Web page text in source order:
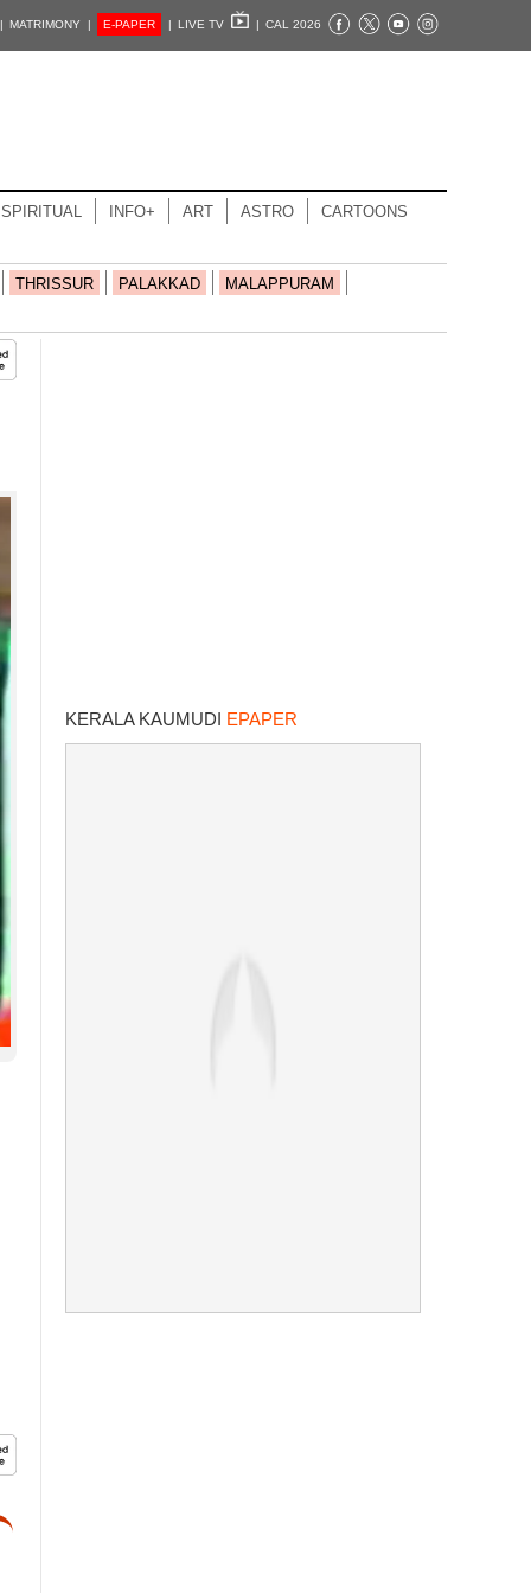
MATRIMONY | E-PAPER | LIVE TV | CAL 2026
SPIRITUAL INFO+ ART ASTRO CARTOONS
THRISSUR PALAKKAD MALAPPURAM
KERALA KAUMUDI EPAPER